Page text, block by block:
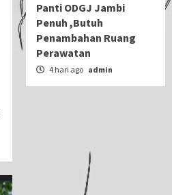
Panti ODGJ Jambi
Penuh ,Butuh
Penambahan Ruang
Perawatan
4 hari ago admin